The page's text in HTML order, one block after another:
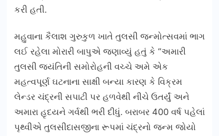
કરી હતી.
મહુવાના કૈલાશ ગુરુકુળ ખાતે તુલસી જન્મોત્સવમાં ભાગ
લઈ રહેલા મોરારી બાપુએ જણાવ્યું હતું કે “અમારી
તુલસી જયંતિની સમોરોહની વચ્ચે અમે એક
મહત્વપૂર્ણ ઘટનાના સાક્ષી બન્યા કારણ કે વિક્રમ
લેન્ડર ચંદ્રની સપાટી પર હળવેથી નીચે ઉતર્યું અને
અમારા હૃદયને ગર્વથી ભરી દીધું. બરાબર 400 વર્ષ પહેલાં
પૃથ્વીએ તુલસીદાસજીના રૂપમાં ચંદ્રનો જન્મ જોયો